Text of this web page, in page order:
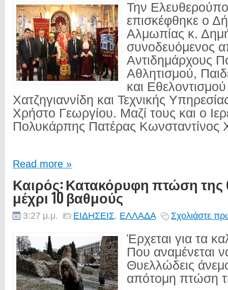
Την
επισκέφθηκε ο
Αλμωπίας κ.
συνοδευόμενος
Αντιδημάρχους
Αθλητισμού,
και
Χατζηγιαννίδη και Τεχνικής
Χρήστο Γεωργίου. Μαζί τους και ο
Πολυκάρπης Πατέρας Κωνσταντίνος
Read more »
Καιρός: Κατακόρυφη πτώση της
μέχρι 10 βαθμούς
3:27 μ.μ. ΕΙΔΗΣΕΙΣ, ΕΛΛΑΔΑ Σχολιάστε
Έρχεται για τα
Που αναμένεται
Θυελλώδεις
απότομη πτώση